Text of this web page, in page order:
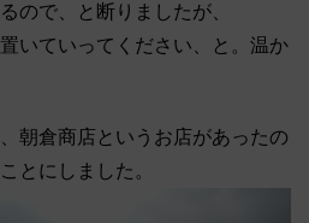
ので、と断りましたが、
いていってください、と。温か
朝倉商店というお店があったの
とにしました。